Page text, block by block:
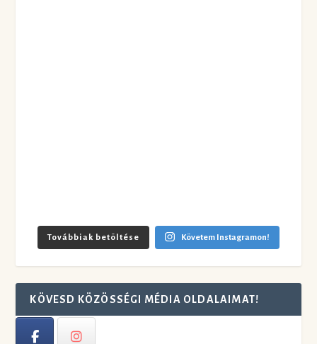
Továbbiak betöltése Követem Instagramon!
KÖVESD KÖZÖSSÉGI MÉDIA OLDALAIMAT!